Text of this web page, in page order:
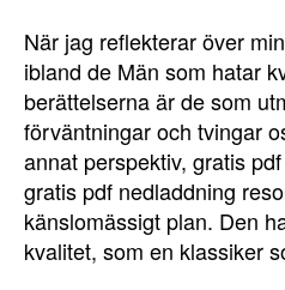
När jag reflekterar över
ibland de Män som hatar
berättelserna är de som
förväntningar och tvingar
annat perspektiv, gratis
gratis pdf nedladdning
känslomässigt plan. Den
kvalitet, som en klassiker